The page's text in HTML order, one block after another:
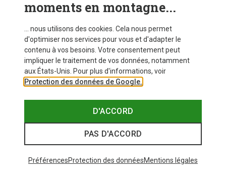
moments en montagne...
... nous utilisons des cookies. Cela nous permet
d'optimiser nos services pour vous et d'adapter le
contenu à vos besoins. Votre consentement peut
impliquer le traitement de vos données, notamment
aux États-Unis. Pour plus d'informations, voir
Protection des données de Google.
D'ACCORD
PAS D'ACCORD
PréférencesProtection des donnéesMentions légales